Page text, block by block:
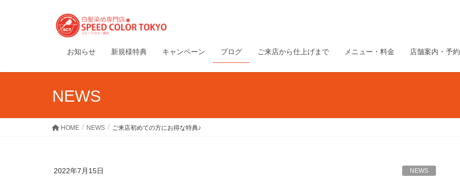
お知らせ 新規様特典 キャンペーン ブログ ご来店から仕上げまで メニュー・料金 店舗案内・予約
NEWS
HOME NEWS ご来店初めての方にお得な特典♪
2022年7月15日 NEWS